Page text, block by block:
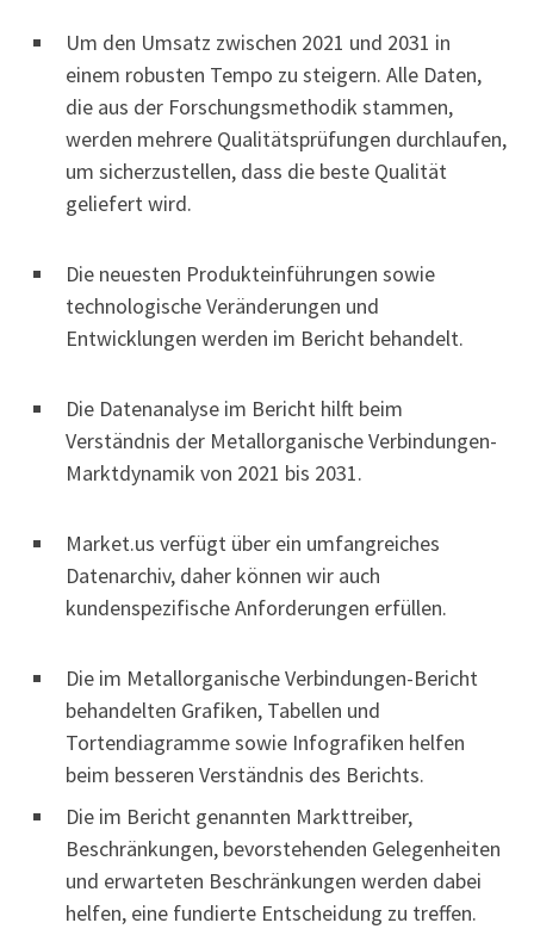
Um den Umsatz zwischen 2021 und 2031 in
einem robusten Tempo zu steigern. Alle Daten,
die aus der Forschungsmethodik stammen,
werden mehrere Qualitätsprüfungen durchlaufen,
um sicherzustellen, dass die beste Qualität
geliefert wird.
Die neuesten Produkteinführungen sowie
technologische Veränderungen und
Entwicklungen werden im Bericht behandelt.
Die Datenanalyse im Bericht hilft beim
Verständnis der Metallorganische Verbindungen-
Marktdynamik von 2021 bis 2031.
Market.us verfügt über ein umfangreiches
Datenarchiv, daher können wir auch
kundenspezifische Anforderungen erfüllen.
Die im Metallorganische Verbindungen-Bericht
behandelten Grafiken, Tabellen und
Tortendiagramme sowie Infografiken helfen
beim besseren Verständnis des Berichts.
Die im Bericht genannten Markttreiber,
Beschränkungen, bevorstehenden Gelegenheiten
und erwarteten Beschränkungen werden dabei
helfen, eine fundierte Entscheidung zu treffen.